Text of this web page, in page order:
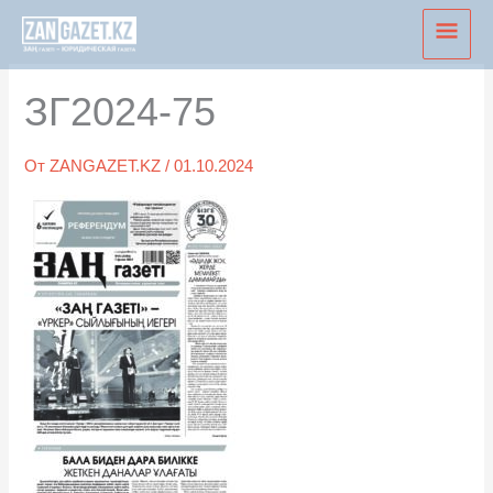
Перейти
содержимому
ЗГ2024-75
ОтZANGAZET.KZ/01.10.2024